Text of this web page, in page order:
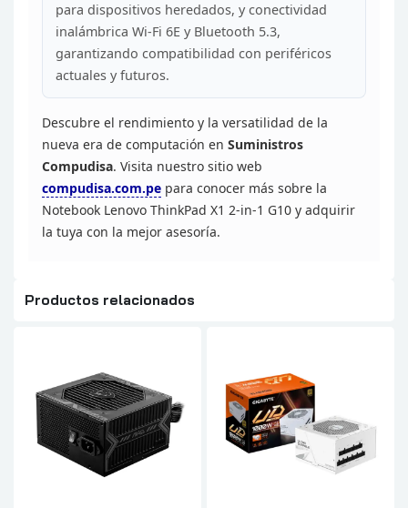
para dispositivos heredados, y conectividad
inalámbrica Wi-Fi 6E y Bluetooth 5.3,
garantizando compatibilidad con periféricos
actuales yfuturos.
Descubre el rendimiento y la versatilidad de la
nueva era de computación en Suministros
Compudisa. Visita nuestro sitio web
compudisa.com.pe para conocer más sobre la
Notebook Lenovo ThinkPad X1 2-in-1 G10 y adquirir
la tuya con la mejor asesoría.
Productos relacionados